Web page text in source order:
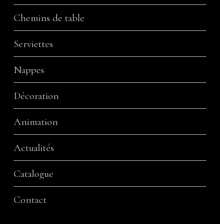
Chemins de table
Serviettes
Nappes
Décoration
Animation
Actualités
Catalogue
Contact